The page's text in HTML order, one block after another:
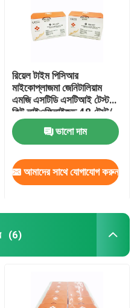
রিয়েল টাইম পিসিআর
মাইকোপ্লাজমা জেনিটালিয়াম
এমজি এসটিডি এসটিআই টেস্ট
কিট লাইওফিলাইজড 48 টেস্ট/
কিট
ভালো দাম
আমাদের সাথে যোগাযোগ করুন
(6)